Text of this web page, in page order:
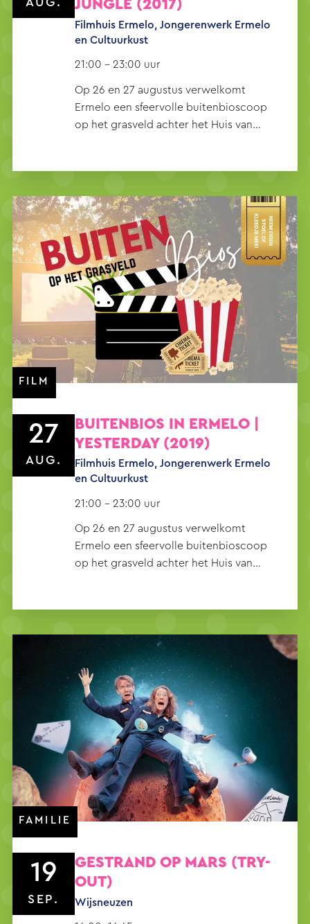
JUNGLE (2017)
Filmhuis Ermelo, Jongerenwerk Ermelo
en Cultuurkust
21:00 - 23:00 uur
Op 26 en 27 augustus verwelkomt
Ermelo een sfeervolle buitenbioscoop
op het grasveld achter het Huis van
FILM
27
AUG.
BUITENBIOS IN ERMELO |
YESTERDAY (2019)
Filmhuis Ermelo, Jongerenwerk Ermelo
en Cultuurkust
21:00 - 23:00 uur
Op 26 en 27 augustus verwelkomt
Ermelo een sfeervolle buitenbioscoop
op het grasveld achter het Huis van
FAMILIE
19
SEP.
GESTRAND OP MARS (TRY-
OUT)
Wijsneuzen